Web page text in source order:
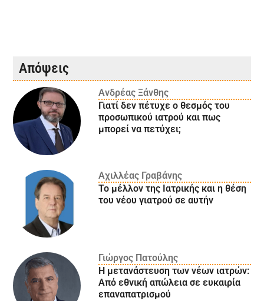
Απόψεις
Ανδρέας Ξάνθης
Γιατί δεν πέτυχε ο θεσμός του
προσωπικού ιατρού και πως
μπορεί να πετύχει;
Αχιλλέας Γραβάνης
Το μέλλον της Ιατρικής και η θέση
του νέου γιατρού σε αυτήν
Γιώργος Πατούλης
Η μετανάστευση των νέων ιατρών:
Aπό εθνική απώλεια σε ευκαιρία
επαναπατρισμού